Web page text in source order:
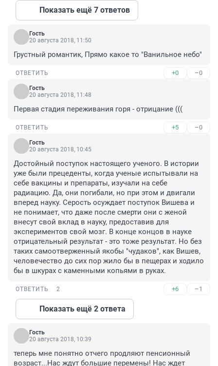
Показать ещё 7 ответов
Гость
20 августа 2018, 11:50
Грустный романтик, Прямо какое то "Ванильное небо"
ОТВЕТИТЬ +0 –0
Гость
20 августа 2018, 11:48
Первая стадия переживания горя - отрицание (((
ОТВЕТИТЬ +5 –0
Гость
20 августа 2018, 10:45
Достойный поступок настоящего ученого. В истории
уже были прецеденты, когда ученые испытывали на
себе вакцины и препараты, изучали на себе
радиацию. Да, они погибали, но при этом и двигали
вперед науку. Серость осуждает поступок Вишева и
не понимает, что даже после смерти они с женой
внесут свой вклад в науку, предоставив для
экспериментов свой мозг. В конце концов в науке
отрицательный результат - это тоже результат. Но без
таких самоотверженный якобы "чудаков", как Вишев,
человечество до сих пор жило бы в пещерах и ходило
бы в шкурах с каменными копьями в руках.
ОТВЕТИТЬ 2 +6 –1
Показать ещё 2 ответа
Гость
20 августа 2018, 10:39
теперь мне понятно отчего продляют пенсионный
возраст...Нас ждут большие перемены! Нас ждет